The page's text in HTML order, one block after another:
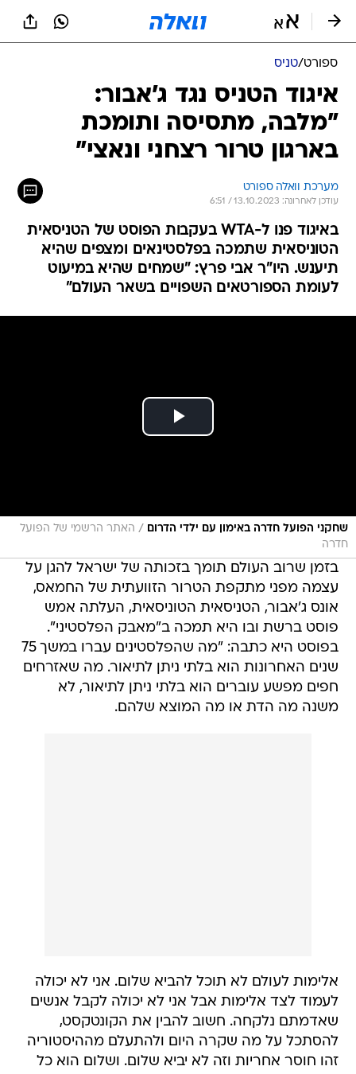
ספורט/טניס
איגוד הטניס נגד ג'אבור:
"מלבה, מתסיסה ותומכת
בארגון טרור רצחני ונאצי"
מערכת וואלה ספורט
עודכן לאחרונה: 13.10.2023 / 6:51
באיגוד פנו ל-WTA בעקבות הפוסט של הטניסאית
הטוניסאית שתמכה בפלסטינאים ומצפים שהיא
תיענש. היו"ר אבי פרץ: "שמחים שהיא במיעוט
לעומת הספורטאים השפויים בשאר העולם"
שחקני הפועל חדרה באימון עם ילדי הדרום / האתר הרשמי של הפועל
חדרה
בזמן שרוב העולם תומך בזכותה של ישראל להגן על
עצמה מפני מתקפת הטרור הזוועתית של החמאס,
אונס ג'אבור, הטניסאית הטוניסאית, העלתה אמש
פוסט ברשת ובו היא תמכה ב"מאבק הפלסטיני".
בפוסט היא כתבה: "מה שהפלסטינים עברו במשך 75
שנים האחרונות הוא בלתי ניתן לתיאור. מה שאזרחים
חפים מפשע עוברים הוא בלתי ניתן לתיאור, לא
משנה מה הדת או מה המוצא שלהם.
אלימות לעולם לא תוכל להביא שלום. אני לא יכולה
לעמוד לצד אלימות אבל אני לא יכולה לקבל אנשים
שאדמתם נלקחה. חשוב להבין את הקונטקסט,
להסתכל על מה שקרה היום ולהתעלם מההיסטוריה
זהו חוסר אחריות וזה לא יביא שלום. ושלום הוא כל